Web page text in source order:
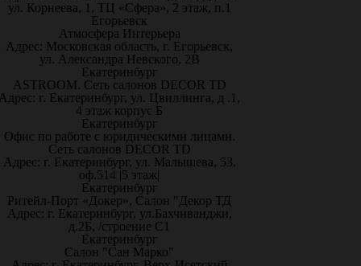
ул. Корнеева, 1, ТЦ «Сфера», 2 этаж, п.1
Егорьевск
Атмосфера Интерьера
Адрес: Московская область, г. Егорьевск,
ул. Александра Невского, 2В
Екатеринбург
ASTROOM. Сеть салонов DECOR TD
г. Екатеринбург, ул. Цвиллинга, д .1,
4 этаж корпус Б
Екатеринбург
Офис по работе с юридическими лицами.
Сеть салонов DECOR TD
Адрес: г. Екатеринбург, ул. Малышева, 53,
оф.514 |5 этаж|
Екатеринбург
Ритейл-Порт «Докер», Салон "Декор ТД
Адрес: г. Екатеринбург, ул.Бахчиванджи,
д.2Б, /строение С1
Екатеринбург
Салон "Сан Марко"